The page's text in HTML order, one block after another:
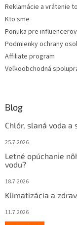
Reklamácie a vrátenie
Kto sme
Ponuka pre influencerov
Podmienky ochrany
Affiliate program
Veľkoobchodná
Blog
Chlór, slaná voda a
25.7.2026
Letné opúchanie
vodu?
18.7.2026
Klimatizácia a
11.7.2026